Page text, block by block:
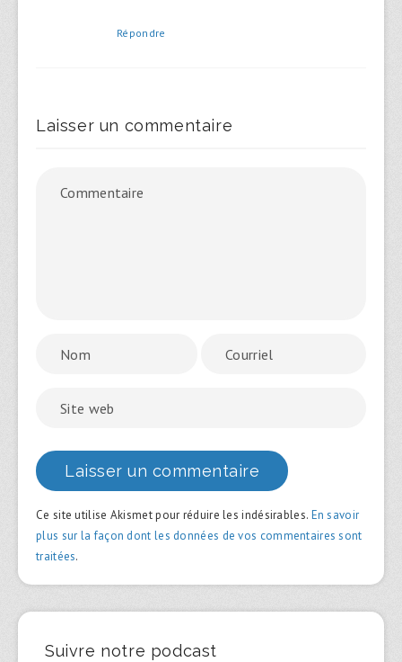
Répondre
Laisser un commentaire
Ce site utilise Akismet pour réduire les indésirables. En savoir
plus sur la façon dont les données de vos commentaires sont
traitées.
Suivre notre podcast